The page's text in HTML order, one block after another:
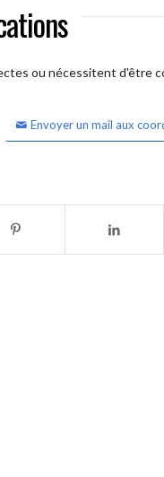
ou nécessitent d'être
Envoyer un mail aux